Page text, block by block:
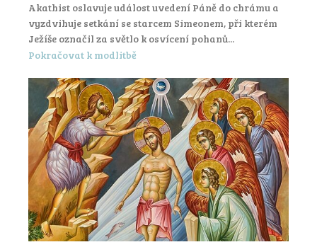
Akathist oslavuje událost uvedení Páně do chrámu a
vyzdvihuje setkání se starcem Simeonem, při kterém
Ježíše označil za světlo k osvícení pohanů...
Pokračovat k modlitbě